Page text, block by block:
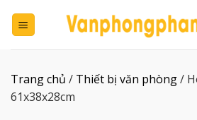
đến
Trang chủ / Thiết bị văn phòng/
61x38x28cm